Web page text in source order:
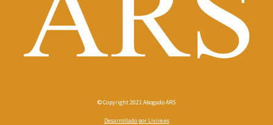
© Copyright 2021 Abogado ARS
Desarrollado por Livire.es